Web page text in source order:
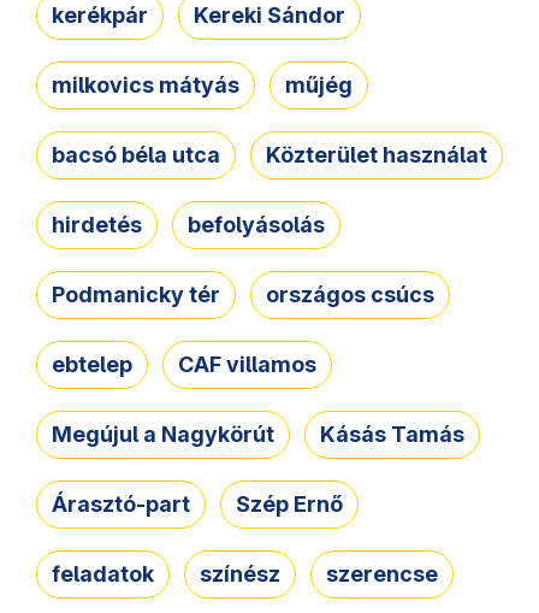
kerékpár Kereki Sándor
milkovics mátyás műjég
bacsó béla utca Közterület használat
hirdetés befolyásolás
Podmanicky tér országos csúcs
ebtelep CAF villamos
Megújul a Nagykörút Kásás Tamás
Árasztó-part Szép Ernő
feladatok színész szerencse